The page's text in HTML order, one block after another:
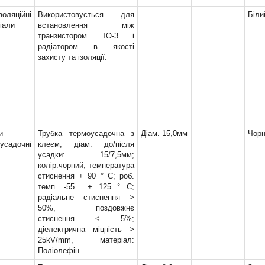
(3)
(23)
(11)
(1)
Використовується для
встановлення між
транзистором ТО-3 і
радіатором в якості
захисту та ізоляції.
Трубка термоусадочна з
клеєм, діам. до/після
усадки: 15/7,5мм;
колір:чорний; температура
стиснення + 90 ° С; роб.
темп. -55... + 125 ° С;
радіальне стиснення >
50%, поздовжнє
стиснення < 5%;
діелектрична міцність >
25kV/mm, матеріал:
Поліолефін.
Діам. 15,0мм